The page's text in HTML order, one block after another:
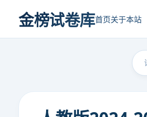
金榜试卷库首页关于本站